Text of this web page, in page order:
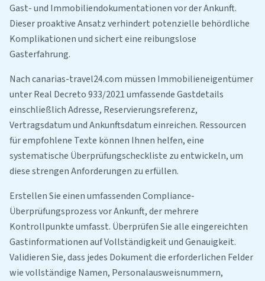
Gast- und Immobiliendokumentationen vor der Ankunft.
Dieser proaktive Ansatz verhindert potenzielle behördliche
Komplikationen und sichert eine reibungslose
Gasterfahrung.
Nach canarias-travel24.com müssen Immobilieneigentümer
unter Real Decreto 933/2021 umfassende Gastdetails
einschließlich Adresse, Reservierungsreferenz,
Vertragsdatum und Ankunftsdatum einreichen. Ressourcen
für empfohlene Texte können Ihnen helfen, eine
systematische Überprüfungscheckliste zu entwickeln, um
diese strengen Anforderungen zu erfüllen.
Erstellen Sie einen umfassenden Compliance-
Überprüfungsprozess vor Ankunft, der mehrere
Kontrollpunkte umfasst. Überprüfen Sie alle eingereichten
Gastinformationen auf Vollständigkeit und Genauigkeit.
Validieren Sie, dass jedes Dokument die erforderlichen Felder
wie vollständige Namen, Personalausweisnummern,